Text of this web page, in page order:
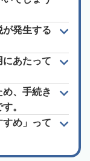
発生する
にあたって
、手続き
。
すめ」って